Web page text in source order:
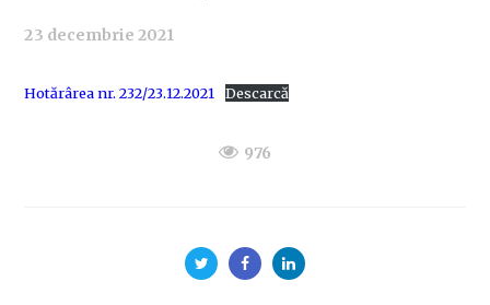
23 decembrie 2021
Hotărârea nr. 232/23.12.2021 Descarcă
976